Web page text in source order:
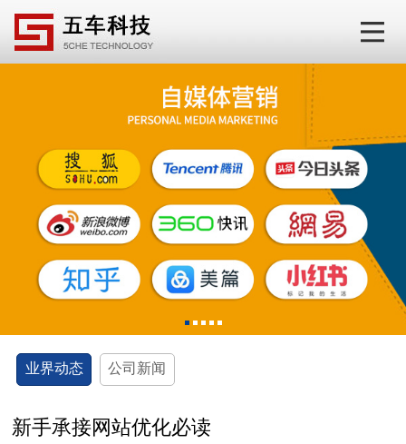
12345
业界动态 公司新闻
新手承接网站优化必读